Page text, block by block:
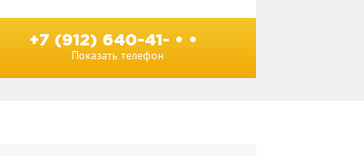
+7 (912) 640-41- • •
Показать телефон